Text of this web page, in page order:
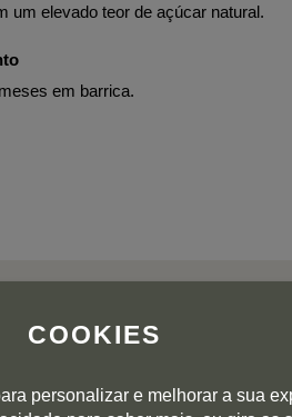
um elevado teor de açúcar natural.
em barrica.
COOKIES
personalizar e melhorar a sua